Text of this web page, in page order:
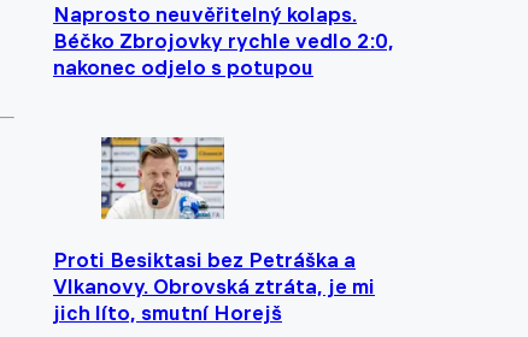
Naprosto neuvěřitelný kolaps.
Béčko Zbrojovky rychle vedlo 2:0,
nakonec odjelo s potupou
Proti Besiktasi bez Petráška a
Vlkanovy. Obrovská ztráta, je mi
jich líto, smutní Horejš